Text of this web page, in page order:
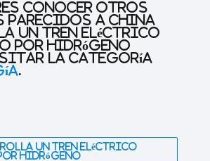
conocer otros
a China
un tren eléctrico
por hidrógeno
la categoría
.
un tren eléctrico
hidrógeno